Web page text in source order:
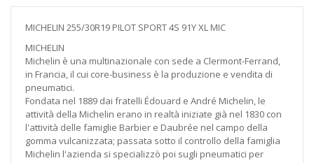
MICHELIN 255/30R19 PILOT SPORT 4S 91Y XL MIC
MICHELIN
Michelin è una multinazionale con sede a Clermont-Ferrand,
in Francia, il cui core-business è la produzione e vendita di
pneumatici.
Fondata nel 1889 dai fratelli Édouard e André Michelin, le
attività della Michelin erano in realtà iniziate già nel 1830 con
l'attività delle famiglie Barbier e Daubrée nel campo della
gomma vulcanizzata; passata sotto il controllo della famiglia
Michelin l'azienda si specializzò poi sugli pneumatici per